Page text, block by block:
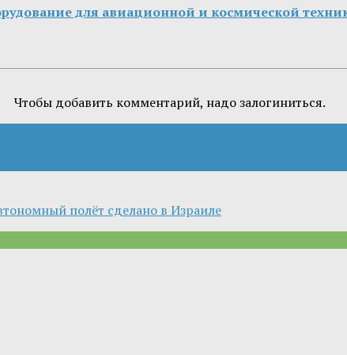
для авиационной и космической
Чтобы добавить комментарий, надо залогиниться.
полёт сделано в Израиле